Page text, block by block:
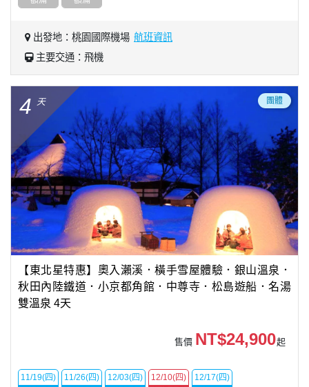
出發地：桃園國際機場 航班資訊
主要交通：飛機
4 天 團體
【東北星特惠】奧入瀨溪．橫手雪屋體驗．銀山溫泉．
秋田內陸鐵道．小京都角館．中尊寺．松島遊船．名湯
雙溫泉 4天
售價 NT$24,900起
11/19(四)
11/26(四)
12/03(四)
12/10(四)
12/17(四)